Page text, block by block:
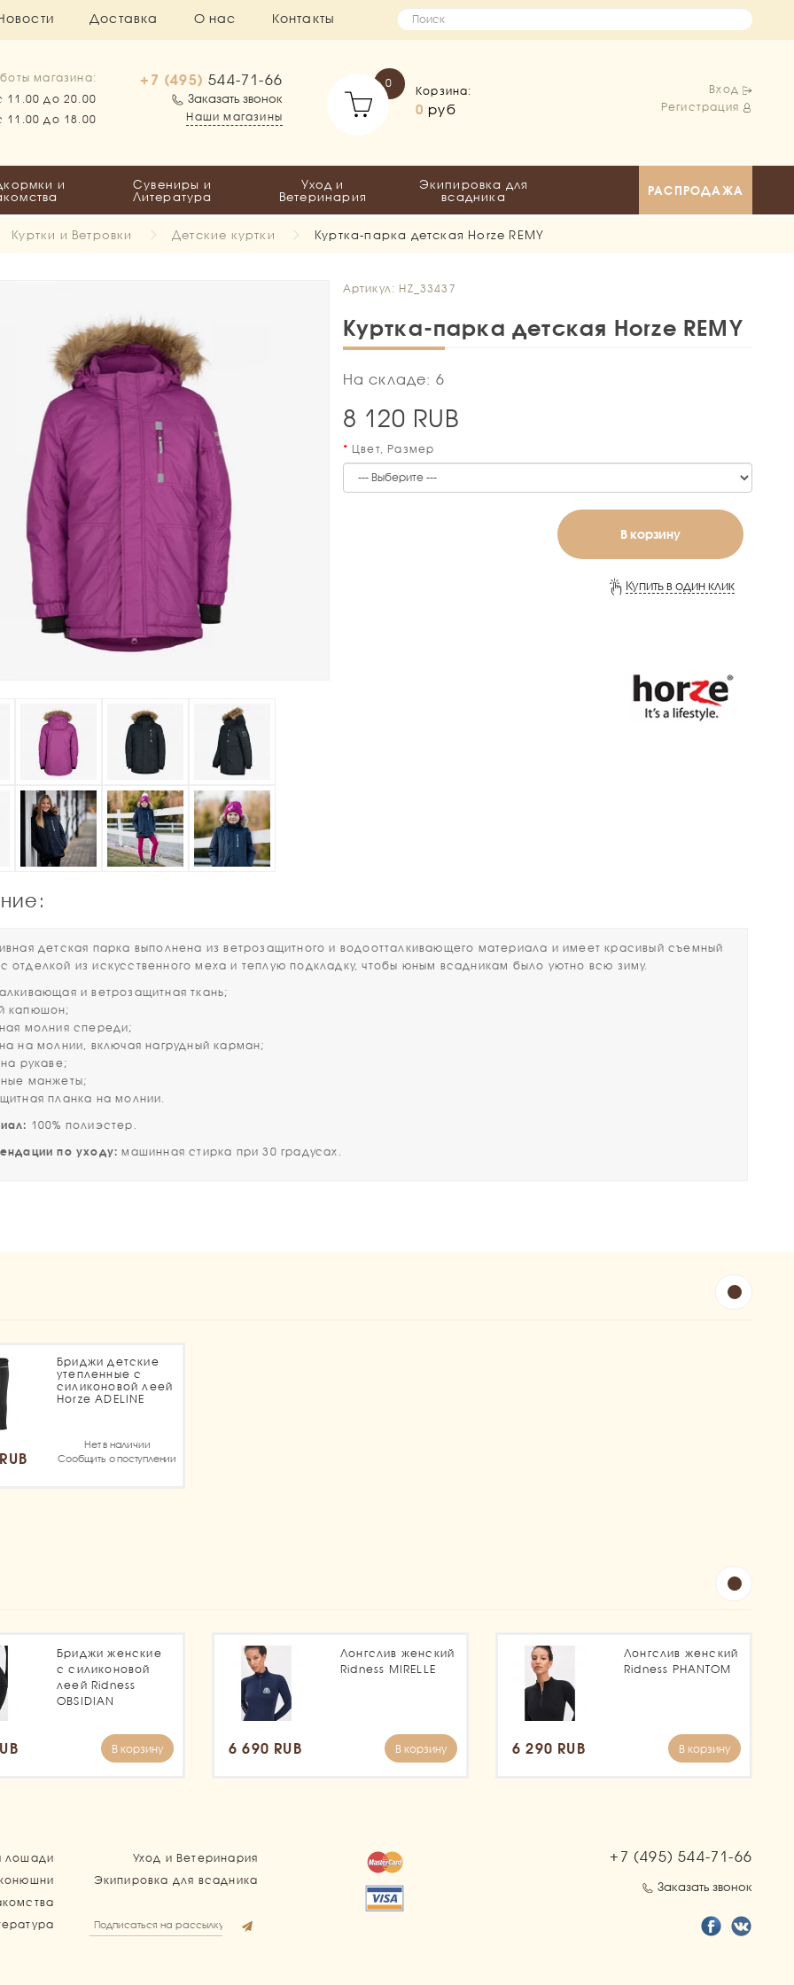
Доставка О нас Контакты
магазина:
11.00 до 20.00
11.00 до 18.00
+7 (495) 544-71-66
Заказать звонок
Наши магазины
0
Корзина:
0 руб
Вход
Регистрация
и
Сувениры и
Литература
Уход и
Ветеринария
Экипировка для
всадника
РАСПРОДАЖА
Куртки и Ветровки Детские куртки Куртка-парка детская Horze REMY
Артикул: HZ_33437
Куртка-парка детская Horze REMY
На складе: 6
8 120 RUB
Цвет, Размер
В корзину
Купить в один клик
детская парка выполнена из ветрозащитного и водоотталкивающего материала и имеет красивый съемный
отделкой из искусственного меха и теплую подкладку, чтобы юным всадникам было уютно всю зиму.
и ветрозащитная ткань;
капюшон;
молния спереди;
на молнии, включая нагрудный карман;
рукаве;
манжеты;
планка на молнии.
100% полиэстер.
по уходу: машинная стирка при 30 градусах.
Бриджи детские
утепленные с
силиконовой леей
Horze ADELINE
Нет в наличии
Сообщить о поступлении
Бриджи женские
с силиконовой
леей Ridness
OBSIDIAN
В корзину
Лонгслив женский
Ridness MIRELLE
6 690 RUB В корзину
Лонгслив женский
Ridness PHANTOM
6 290 RUB В корзину
лошади
Уход и Ветеринария
Экипировка для всадника
+7 (495) 544-71-66
Заказать звонок